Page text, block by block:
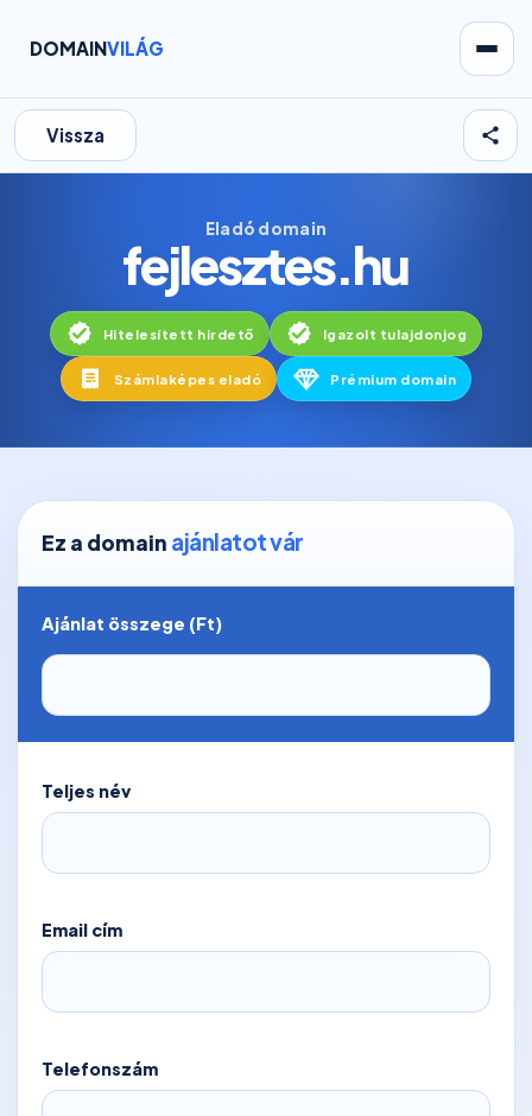
DOMAINVILÁG
Vissza
Eladó domain
fejlesztes.hu
Hitelesített hirdető Igazolt tulajdonjog
Számlaképes eladó Prémium domain
Ez a domain ajánlatot vár
Ajánlat összege (Ft)
Teljes név
Email cím
Telefonszám